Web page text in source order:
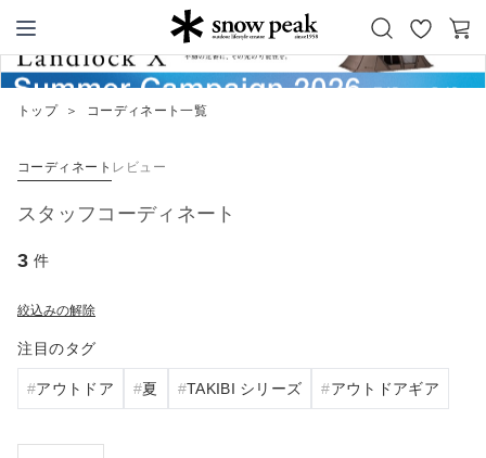
Snow Peak
お
気
カ
ー
トップ ＞ コーディネート一覧
コーディネート レビュー
スタッフコーディネート
3 件
絞込みの解除
注目のタグ
アウトドア 夏 TAKIBI シリーズ アウトドアギア